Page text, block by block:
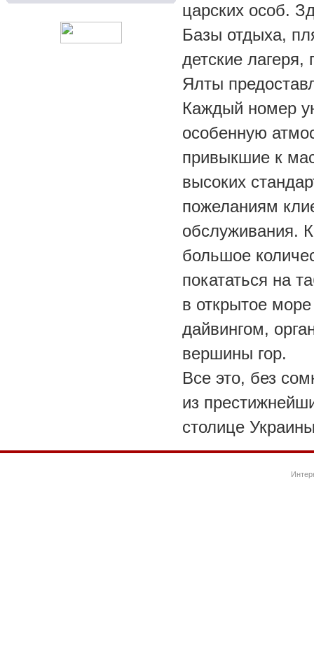
царских особ.
Базы отдыха,
детские
Ялты
Каждый номер
особенную
привыкшие к
высоких
пожеланиям
обслуживания.
большое
покататься на
в открытое
дайвингом,
вершины гор.
Все это, без
из
столице